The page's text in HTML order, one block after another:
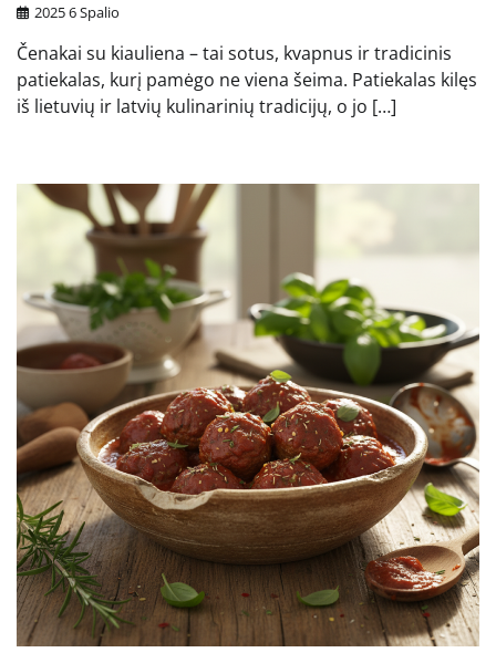
2025 6 Spalio
Čenakai su kiauliena – tai sotus, kvapnus ir tradicinis
patiekalas, kurį pamėgo ne viena šeima. Patiekalas kilęs
iš lietuvių ir latvių kulinarinių tradicijų, o jo […]